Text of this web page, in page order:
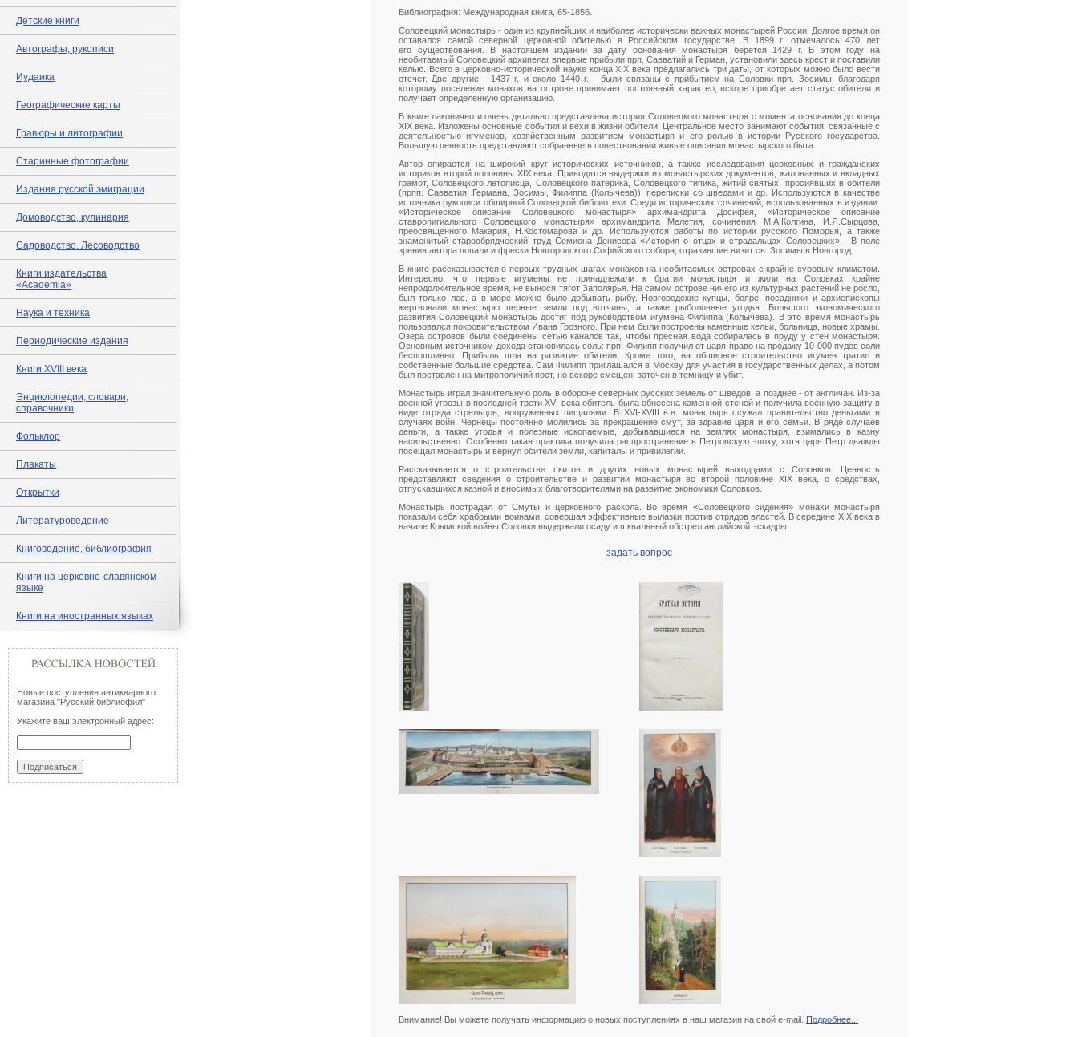
Детские книги
Автографы, рукописи
Иудаика
Географические карты
Гравюры и литографии
Старинные фотографии
Издания русской эмиграции
Домоводство, кулинария
Садоводство. Лесоводство
Книги издательства
«Academia»
Наука и техника
Периодические издания
Книги XVIII века
Энциклопедии, словари,
справочники
Фольклор
Плакаты
Открытки
Литературоведение
Книговедение, библиография
Книги на церковно-славянском
языке
Книги на иностранных языках
Новые поступления антикварного
магазина "Русский библиофил"
Укажите ваш электронный адрес:
Библиография: Международная книга, 65-1855.
Соловецкий монастырь - один из крупнейших и наиболее исторически важных монастырей России. Долгое время он
оставался самой северной церковной обителью в Российском государстве. В 1899 г. отмечалось 470 лет
его существования. В настоящем издании за дату основания монастыря берется 1429 г. В этом году на
необитаемый Соловецкий архипелаг впервые прибыли прп. Савватий и Герман, установили здесь крест и поставили
келью. Всего в церковно-исторической науке конца XIX века предлагались три даты, от которых можно было вести
отсчет. Две другие - 1437 г. и около 1440 г. - были связаны с прибытием на Соловки прп. Зосимы, благодаря
которому поселение монахов на острове принимает постоянный характер, вскоре приобретает статус обители и
получает определенную организацию.
В книге лаконично и очень детально представлена история Соловецкого монастыря с момента основания до конца
XIX века. Изложены основные события и вехи в жизни обители. Центральное место занимают события, связанные с
деятельностью игуменов, хозяйственным развитием монастыря и его ролью в истории Русского государства.
Большую ценность представляют собранные в повествовании живые описания монастырского быта.
Автор опирается на широкий круг исторических источников, а также исследования церковных и гражданских
историков второй половины XIX века. Приводятся выдержки из монастырских документов, жалованных и вкладных
грамот, Соловецкого летописца, Соловецкого патерика, Соловецкого типика, житий святых, просиявших в обители
(прпп. Савватия, Германа, Зосимы, Филиппа (Колычева)), переписки со шведами и др. Используются в качестве
источника рукописи обширной Соловецкой библиотеки. Среди исторических сочинений, использованных в издании:
«Историческое описание Соловецкого монастыря» архимандрита Досифея, «Историческое описание
ставропигиального Соловецкого монастыря» архимандрита Мелетия, сочинения М.А.Колгина, И.Я.Сырцова,
преосвященного Макария, Н.Костомарова и др. Используются работы по истории русского Поморья, а также
знаменитый старообрядческий труд Семиона Денисова «История о отцах и страдальцах Соловецких». В поле
зрения автора попали и фрески Новгородского Софийского собора, отразившие визит св. Зосимы в Новгород.
В книге рассказывается о первых трудных шагах монахов на необитаемых островах с крайне суровым климатом.
Интересно, что первые игумены не принадлежали к братии монастыря и жили на Соловках крайне
непродолжительное время, не вынося тягот Заполярья. На самом острове ничего из культурных растений не росло,
был только лес, а в море можно было добывать рыбу. Новгородские купцы, бояре, посадники и архиепископы
жертвовали монастырю первые земли под вотчины, а также рыболовные угодья. Большого экономического
развития Соловецкий монастырь достиг под руководством игумена Филиппа (Колычева). В это время монастырь
пользовался покровительством Ивана Грозного. При нем были построены каменные кельи, больница, новые храмы.
Озера островов были соединены сетью каналов так, чтобы пресная вода собиралась в пруду у стен монастыря.
Основным источником дохода становилась соль: прп. Филипп получил от царя право на продажу 10 000 пудов соли
беспошлинно. Прибыль шла на развитие обители. Кроме того, на обширное строительство игумен тратил и
собственные большие средства. Сам Филипп приглашался в Москву для участия в государственных делах, а потом
был поставлен на митрополичий пост, но вскоре смещен, заточен в темницу и убит.
Монастырь играл значительную роль в обороне северных русских земель от шведов, а позднее - от англичан. Из-за
военной угрозы в последней трети XVI века обитель была обнесена каменной стеной и получила военную защиту в
виде отряда стрельцов, вооруженных пищалями. В XVI-XVIII в.в. монастырь ссужал правительство деньгами в
случаях войн. Чернецы постоянно молились за прекращение смут, за здравие царя и его семьи. В ряде случаев
деньги, а также угодья и полезные ископаемые, добывавшиеся на землях монастыря, взимались в казну
насильственно. Особенно такая практика получила распространение в Петровскую эпоху, хотя царь Петр дважды
посещал монастырь и вернул обители земли, капиталы и привилегии.
Рассказывается о строительстве скитов и других новых монастырей выходцами с Соловков. Ценность
представляют сведения о строительстве и развитии монастыря во второй половине XIX века, о средствах,
отпускавшихся казной и вносимых благотворителями на развитие экономики Соловков.
Монастырь пострадал от Смуты и церковного раскола. Во время «Соловецкого сидения» монахи монастыря
показали себя храбрыми воинами, совершая эффективные вылазки против отрядов властей. В середине XIX века в
начале Крымской войны Соловки выдержали осаду и шквальный обстрел английской эскадры.
задать вопрос
Внимание! Вы можете получать информацию о новых поступлениях в наш магазин на свой e-mail. Подробнее...